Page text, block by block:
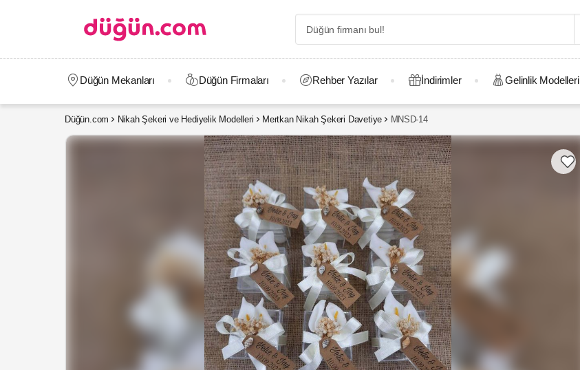
Düğün Mekanları Düğün Firmaları Rehber Yazılar İndirimler Gelinlik Modelleri
Düğün.com Nikah Şekeri ve Hediyelik Modelleri Mertkan Nikah Şekeri Davetiye MNSD-14